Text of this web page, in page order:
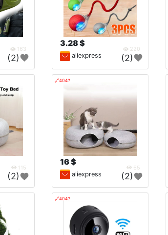
163
(2)
3.28 $
220
aliexpress (2)
115
(2)
🔗404?
16 $
65
aliexpress (2)
🔗404?